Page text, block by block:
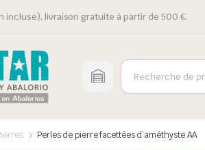
incluse), livraison gratuite à partir de 500 €.
Perles de pierre facettées d’améthyste AA